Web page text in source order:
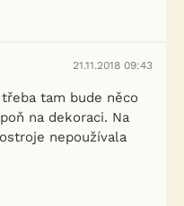
21.11.2018 09:43
tam bude něco
na dekoraci. Na
nepoužívala